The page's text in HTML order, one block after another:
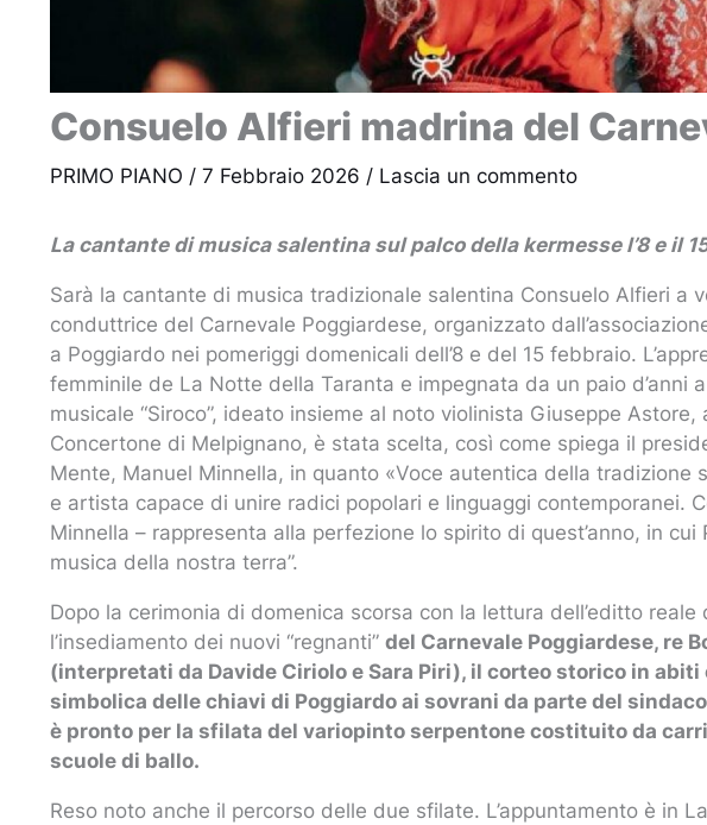
Consuelo Alfieri madrina del
PRIMO PIANO / 7 Febbraio 2026 / Lascia un commento
La cantante di musica salentina sul palco della kermesse l’8 e il
Sarà la cantante di musica tradizionale salentina Consuelo Alfieri a
conduttrice del Carnevale Poggiardese, organizzato
a Poggiardo nei pomeriggi domenicali dell’8 e del 15 febbraio.
femminile de La Notte della Taranta e impegnata da un paio d’anni
musicale “Siroco”, ideato insieme al noto violinista Giuseppe Astore,
Concertone di Melpignano, è stata scelta, così come spiega il
Mente, Manuel Minnella, in quanto «Voce autentica della tradizione
e artista capace di unire radici popolari e linguaggi contemporanei.
Minnella – rappresenta alla perfezione lo spirito di quest’anno, in
musica della nostra terra”.
Dopo la cerimonia di domenica scorsa con la lettura dell’editto reale
l’insediamento dei nuovi “regnanti” del Carnevale Poggiardese, re
(interpretati da Davide Ciriolo e Sara Piri), il corteo storico in
simbolica delle chiavi di Poggiardo ai sovrani da parte del
è pronto per la sfilata del variopinto serpentone costituito da
scuole di ballo.
Reso noto anche il percorso delle due sfilate. L’appuntamento è in